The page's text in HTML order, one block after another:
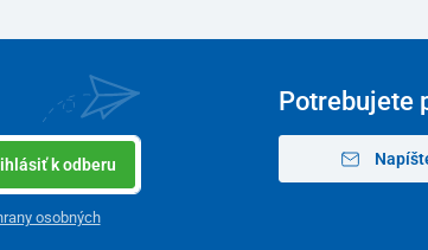
Vďaka tichému ventilátoru s nízkou hlučnosťou
s rozsahom0 až 120 minút
zaručí jednoduchú
prevádzky. Vďaka vysokému objemu vyvíjaného
ozonizéra, dlhšej ako
, sa môže poškodiť
Potrebujete
k odberu
osobných